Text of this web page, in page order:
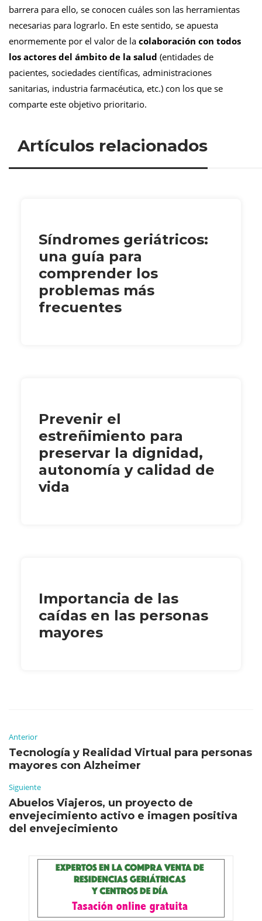
barrera para ello, se conocen cuáles son las herramientas
necesarias para lograrlo. En este sentido, se apuesta
enormemente por el valor de la colaboración con todos
los actores del ámbito de la salud (entidades de
pacientes, sociedades científicas, administraciones
sanitarias, industria farmacéutica, etc.) con los que se
comparte este objetivo prioritario.
Artículos relacionados
Síndromes geriátricos:
una guía para
comprender los
problemas más
frecuentes
Prevenir el
estreñimiento para
preservar la dignidad,
autonomía y calidad de
vida
Importancia de las
caídas en las personas
mayores
Anterior
Tecnología y Realidad Virtual para personas
mayores con Alzheimer
Siguiente
Abuelos Viajeros, un proyecto de
envejecimiento activo e imagen positiva
del envejecimiento